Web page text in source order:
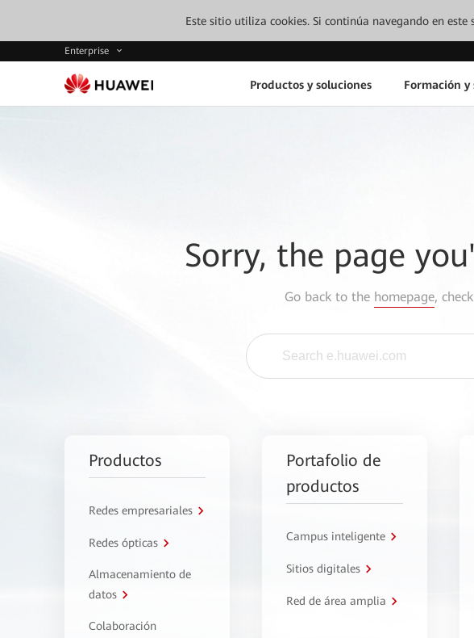
Este sitio utiliza cookies. Si continúa navegando en este
Enterprise
Productos y soluciones Formación
Sorry, the page
Go back to the homepage,
Productos
Redes empresariales
Redes ópticas
Almacenamiento de
datos
Colaboración
Portafolio de
productos
Campus inteligente
Sitios digitales
Red de área amplia